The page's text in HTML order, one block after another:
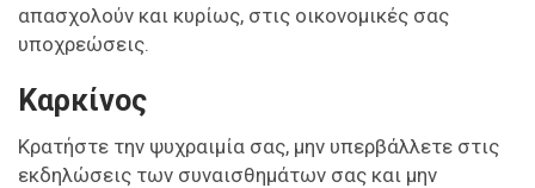
απασχολούν και κυρίως, στις οικονομικές σας
υποχρεώσεις.
Καρκίνος
Κρατήστε την ψυχραιμία σας, μην υπερβάλλετε στις
εκδηλώσεις των συναισθημάτων σας και μην